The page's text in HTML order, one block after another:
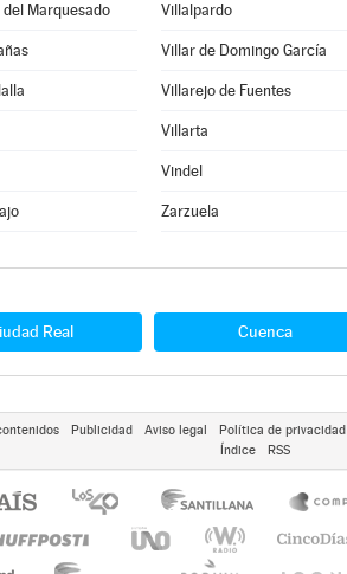
Marquesado Villalpardo
Villar de Domingo García
Villarejo de Fuentes
Villarta
Vindel
Zarzuela
Real Cuenca
Publicidad Aviso legal Política de privacidad
Índice
RSS